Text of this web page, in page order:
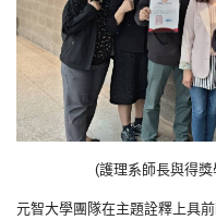
(護理系師長與得
元智大學團隊在主題詮釋上具